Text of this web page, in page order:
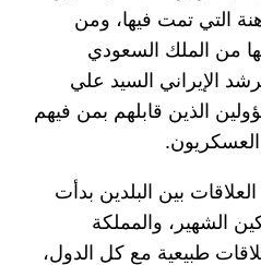
التي تمت فيها، ومن
من الملك السعودي
الإيراني السيد علي
الذين قابلهم بمن فيهم
العسكريون.
بين البلدين بدأت
الشهير، والمملكة
طبيعية مع كل الدول،